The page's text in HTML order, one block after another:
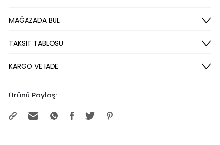
MAĞAZADA BUL
TAKSİT TABLOSU
KARGO VE İADE
Ürünü Paylaş: